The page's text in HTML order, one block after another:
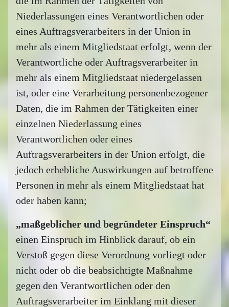
Niederlassungen eines Verantwortlichen oder
eines Auftragsverarbeiters in der Union in
mehr als einem Mitgliedstaat erfolgt, wenn der
Verantwortliche oder Auftragsverarbeiter in
mehr als einem Mitgliedstaat niedergelassen
ist, oder eine Verarbeitung personenbezogener
Daten, die im Rahmen der Tätigkeiten einer
einzelnen Niederlassung eines
Verantwortlichen oder eines
Auftragsverarbeiters in der Union erfolgt, die
jedoch erhebliche Auswirkungen auf betroffene
Personen in mehr als einem Mitgliedstaat hat
oder haben kann;
„maßgeblicher und begründeter Einspruch“
einen Einspruch im Hinblick darauf, ob ein
Verstoß gegen diese Verordnung vorliegt oder
nicht oder ob die beabsichtigte Maßnahme
gegen den Verantwortlichen oder den
Auftragsverarbeiter im Einklang mit dieser